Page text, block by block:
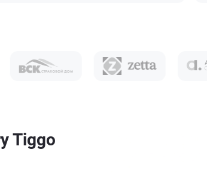
Tiggo